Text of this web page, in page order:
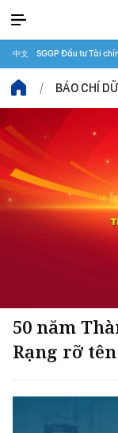
中文 SGGP Đầu tư Tài
BÁO CHÍ
50 năm
Rạng rỡ